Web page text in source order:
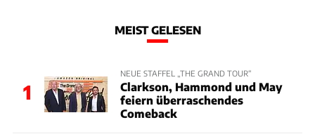
MEIST GELESEN
1
NEUE STAFFEL „THE GRAND TOUR“
Clarkson, Hammond und May
feiern überraschendes
Comeback